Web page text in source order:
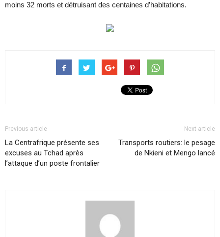
moins 32 morts et détruisant des centaines d’habitations.
Previous article
La Centrafrique présente ses
excuses au Tchad après
l’attaque d’un poste frontalier
Next article
Transports routiers: le pesage
de Nkieni et Mengo lancé